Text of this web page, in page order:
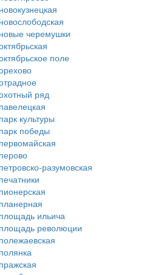
новокузнецкая
новослободская
новые черемушки
поле
ряд
павелецкая
парк культуры
парк победы
первомайская
перово
петровско-разумовская
печатники
пионерская
планерная
площадь ильича
площадь революции
полежаевская
полянка
пражская